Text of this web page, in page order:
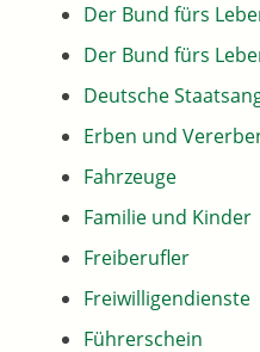
Der Bund fürs
Der Bund fürs
Deutsche
Erben und
Fahrzeuge
Familie und Kinder
Freiberufler
Freiwilligendienste
Führerschein